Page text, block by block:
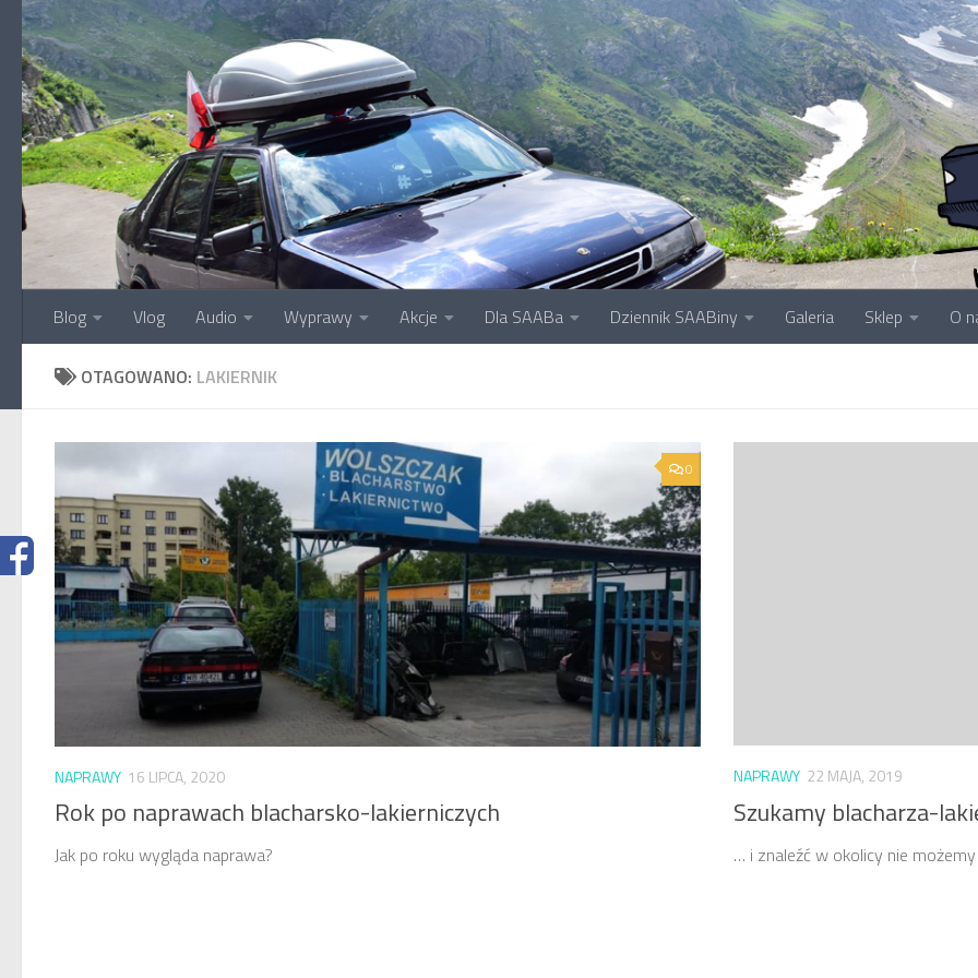
Przejdź do treści
Blog Vlog Audio Wyprawy Akcje Dla SAABa Dziennik SAABiny Galeria Sklep O
OTAGOWANO: LAKIERNIK
0
NAPRAWY 16 LIPCA, 2020
Rok po naprawach blacharsko-lakierniczych
Jak po roku wygląda naprawa?
NAPRAWY 22 MAJA, 2019
Szukamy blacharza-
… i znaleźć w okolicy nie